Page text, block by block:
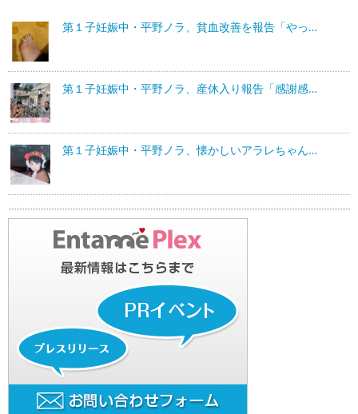
第１子妊娠中・平野ノラ、貧血改善を報告「やっ…
第１子妊娠中・平野ノラ、産休入り報告「感謝感…
第１子妊娠中・平野ノラ、懐かしいアラレちゃん…